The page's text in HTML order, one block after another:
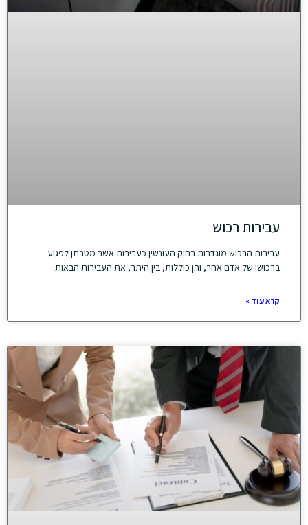
עבירות רכוש
עבירות הרכוש מוגדרות בחוק העונשין כעבירות אשר מטרתן לפגוע
ברכושו של אדם אחר, והן כוללות, בין היתר, את העבירות הבאות:
קרא עוד »